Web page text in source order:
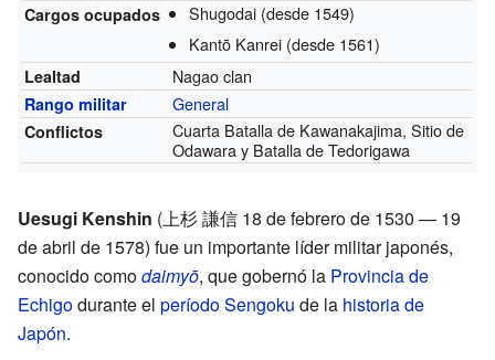
Cargos ocupados Shugodai (desde 1549)
Kantō Kanrei (desde 1561)
Lealtad Nagao clan
Rango militar General
Conflictos
Cuarta Batalla de Kawanakajima, Sitio de
Odawara y Batalla de Tedorigawa
Uesugi Kenshin (上杉 謙信 18 de febrero de 1530 — 19
de abril de 1578) fue un importante líder militar japonés,
conocido comodaimyō, que gobernó la Provincia de
Echigodurante el período Sengoku de la historia de
Japón.